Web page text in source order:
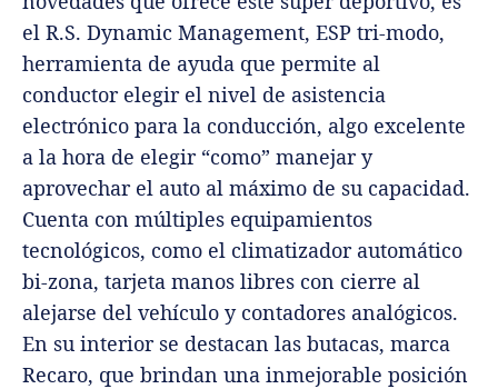
el R.S. Dynamic Management, ESP tri-modo,
herramienta de ayuda que permite al
conductor elegir el nivel de asistencia
electrónico para la conducción, algo excelente
a la hora de elegir “como” manejar y
aprovechar el auto al máximo de su capacidad.
Cuenta con múltiples equipamientos
tecnológicos, como el climatizador automático
bi-zona, tarjeta manos libres con cierre al
alejarse del vehículo y contadores analógicos.
En su interior se destacan las butacas, marca
Recaro, que brindan una inmejorable posición